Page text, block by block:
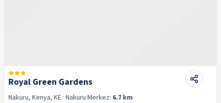
Royal Green Gardens
Nakuru, Kenya, KE · Nakuru Merkez: 6.7 km